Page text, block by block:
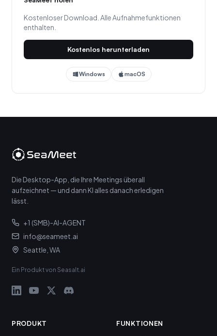
Kostenloser Download. Alle Aufnahmefunktionen
enthalten.
Kostenlos herunterladen
Windows macOS
Die Desktop-App, die Ihre Meetings überall
aufzeichnet — und dann KI alles danach erledigen
lässt.
+1 (SMB)-AI-AGENT
info@seameet.ai
Seattle, WA
Ein Produkt von Seasalt.ai
PRODUKT FUNKTIONEN